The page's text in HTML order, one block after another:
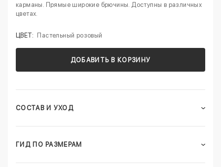
карманы. Прямые широкие брючины. Доступны в различных
цветах.
ЦВЕТ: Пастельный розовый
ДОБАВИТЬ В КОРЗИНУ
СОСТАВ И УХОД
ГИД ПО РАЗМЕРАМ